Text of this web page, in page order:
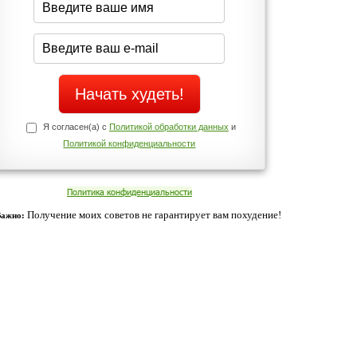
Да
Нет
Телефоны службы поддержки
+7 (909) 421-77-27
cookies. Оставаясь с нами, вы соглашаетесь с нашей
Согласен